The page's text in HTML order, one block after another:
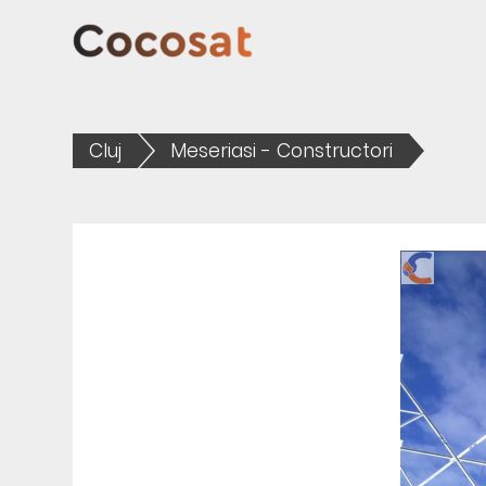
Cluj Meseriasi - Constructori